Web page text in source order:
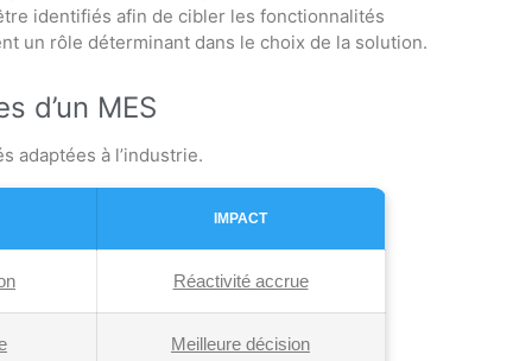
identifiés afin de cibler les fonctionnalités
un rôle déterminant dans le choix de la solution.
d’un MES
adaptées à l’industrie.
IMPACT
Réactivité accrue
Meilleure décision